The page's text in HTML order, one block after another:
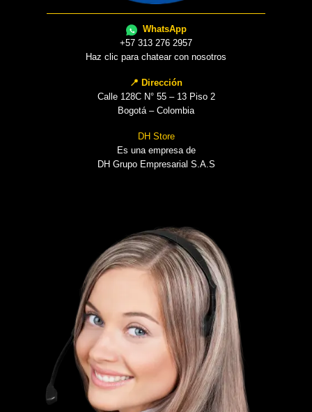
WhatsApp
+57 313 276 2957
Haz clic para chatear con nosotros
📍 Dirección
Calle 128C N° 55 – 13 Piso 2
Bogotá – Colombia
DH Store
Es una empresa de
DH Grupo Empresarial S.A.S